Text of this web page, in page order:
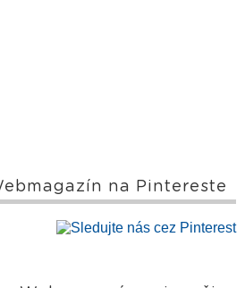
na Pintereste